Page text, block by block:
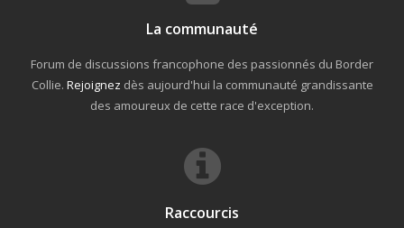
La communauté
Forum de discussions francophone des passionnés du Border
Collie. Rejoignez dès aujourd'hui la communauté grandissante
des amoureux de cette race d'exception.
Raccourcis